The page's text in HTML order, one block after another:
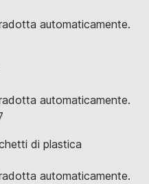
automaticamente.
automaticamente.
di plastica
automaticamente.